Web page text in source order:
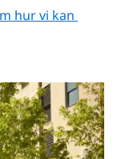
hur vi kan